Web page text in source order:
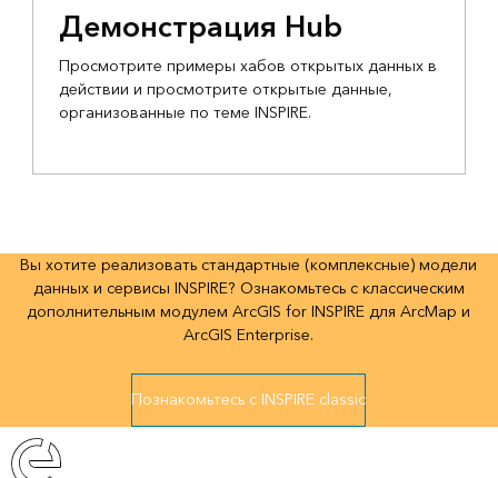
Демонстрация Hub
Просмотрите примеры хабов открытых данных в
действии и просмотрите открытые данные,
организованные по теме INSPIRE.
Вы хотите реализовать стандартные (комплексные) модели
данных и сервисы INSPIRE? Ознакомьтесь с классическим
дополнительным модулем ArcGIS for INSPIRE для ArcMap и
ArcGIS Enterprise.
Познакомьтесь с INSPIRE classic